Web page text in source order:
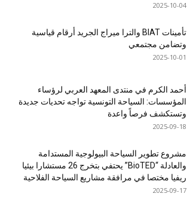
2025-10-04
تأمينات BIAT والترا ميراج الجريد أرقام قياسية
وتضامن مجتمعي
2025-10-01
أحمد الكرم في منتدى المعهد العربي لرؤساء
المؤسسات: السياحة التونسية تواجه تحديات جديدة
وتستكشف فرصاً واعدة
2025-09-18
مشروع تطوير السياحة البيولوجية المستدامة
والعادلة “BioTED” يحتفي بتخرج 26 مستشارا بيئيا
ريفيا مختصا في مرافقة مشاريع السياحة الفلاحية
2025-09-17